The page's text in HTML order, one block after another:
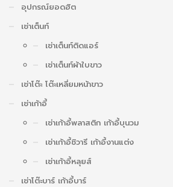
อุปกรณ์ยอดฮิต
เช่าเต็นท์
เช่าเต็นท์ติดแอร์
เช่าเต็นท์ผ้าใบขาว
เช่าโต๊ะ โต๊ะเหลี่ยมหน้าขาว
เช่าเก้าอี้
เช่าเก้าอี้พลาสติก เก้าอี้บุนวม
เช่าเก้าอี้ชิวารี เก้าอี้งานแต่ง
เช่าเก้าอี้หลุยส์
เช่าโต๊ะบาร์ เก้าอี้บาร์